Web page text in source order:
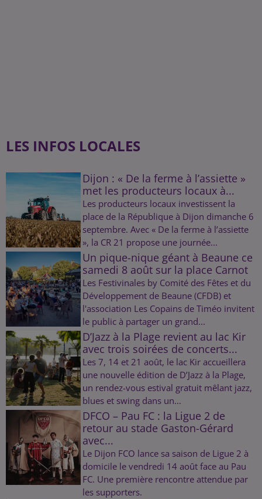
LES INFOS LOCALES
Dijon : « De la ferme à l’assiette »
met les producteurs locaux à...
Les producteurs locaux investissent la
place de la République à Dijon dimanche 6
septembre. Avec « De la ferme à l’assiette
», la CR 21 propose une journée...
Un pique-nique géant à Beaune ce
samedi 8 août sur la place Carnot
Les Festivinales by Comité des Fêtes et du
Développement de Beaune (CFDB) et
l'association Les Copains de Timéo invitent
le public à partager un grand...
D’Jazz à la Plage revient au lac Kir
avec trois soirées de concerts...
Les 7, 14 et 21 août, le lac Kir accueillera
une nouvelle édition de D’Jazz à la Plage,
un rendez-vous estival gratuit mêlant jazz,
blues et swing dans un...
DFCO – Pau FC : la Ligue 2 de
retour au stade Gaston-Gérard
avec...
Le Dijon FCO lance sa saison de Ligue 2 à
domicile le vendredi 14 août face au Pau
FC. Une première rencontre attendue par
les supporters.